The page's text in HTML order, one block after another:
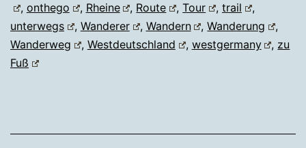
, onthego , Rheine , Route ,Tour , trail
,
unterwegs
, Wanderer , Wandern ,Wanderung
,
Wanderweg
, Westdeutschland , westgermany , zu
Fuß